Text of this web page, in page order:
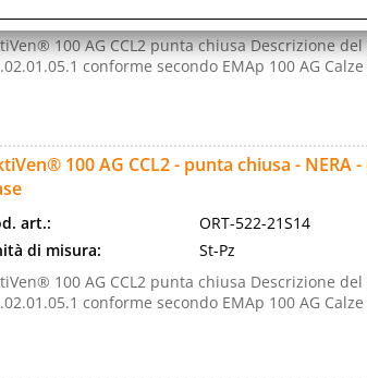
di misura:
St-Pz
100 AG CCL2 punta chiusa Descrizione
conforme secondo EMAp 100 AG
100 AG CCL2 - punta chiusa -
art.:
ORT-522-21S14
di misura:
St-Pz
100 AG CCL2 punta chiusa Descrizione
conforme secondo EMAp 100 AG